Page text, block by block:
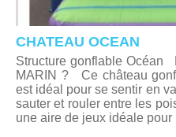
CHATEAU OCEAN
Structure gonflable Océan
MARIN ? Ce château
est idéal pour se sentir en
sauter et rouler entre les
une aire de jeux idéale pour